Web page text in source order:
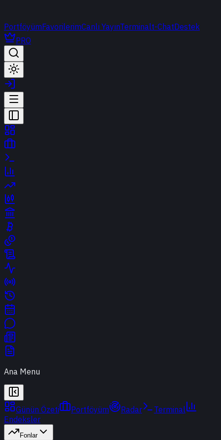
PortföyümFavorilerimCanlı YayınTerminalt-ChatDestek
PRO
Ana Menu
Günün Özeti Portföyüm Radar
Terminal
Endeksler
Fonlar